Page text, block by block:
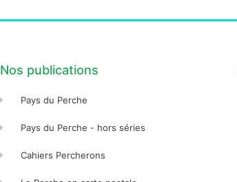
Nos publications
Pays du Perche
Pays du Perche - hors séries
Cahiers Percherons